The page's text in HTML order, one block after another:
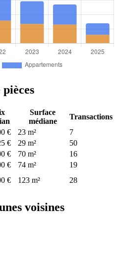
Surface
médiane
Transactions
€ 23 m²
7
€ 29 m²
50
€ 70 m²
16
€ 74 m²
19
€ 123 m² 28
voisines